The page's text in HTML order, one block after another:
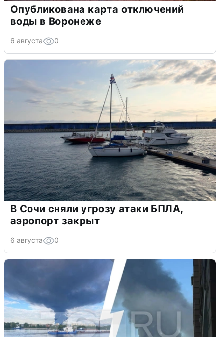
Опубликована карта отключений
воды в Воронеже
6 августа 0
В Сочи сняли угрозу атаки БПЛА,
аэропорт закрыт
6 августа 0